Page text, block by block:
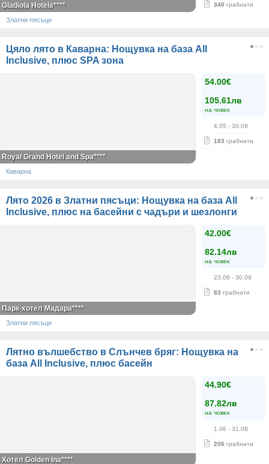
340 грабнати
Gladiola Hotels****
Златни пясъци
Цяло лято в Каварна: Нощувка на база All
Inclusive, плюс SPA зона
54.00€
105.61лв
на човек
4.05 - 30.09
183 грабнати
Royal Grand Hotel and Spa****
Каварна
Лято 2026 в Златни пясъци: Нощувка на база All
Inclusive, плюс на басейни с чадъри и шезлонги
42.00€
82.14лв
на човек
23.06 - 30.09
83 грабнати
Парк-хотел Мадара****
Златни пясъци
Лятно вълшебство в Слънчев бряг: Нощувка на
база All Inclusive, плюс басейн
44.90€
87.82лв
на човек
1.06 - 31.08
206 грабнати
Хотел Golden Ina****